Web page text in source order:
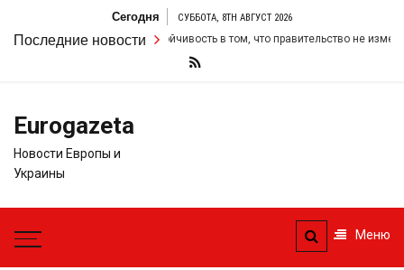
содержимому
Сегодня СУББОТА, 8TH АВГУСТ 2026
Последние новости
удвоил свою настойчивость в том, что правительство не изменит
Eurogazeta
Новости Европы и
Украины
Меню